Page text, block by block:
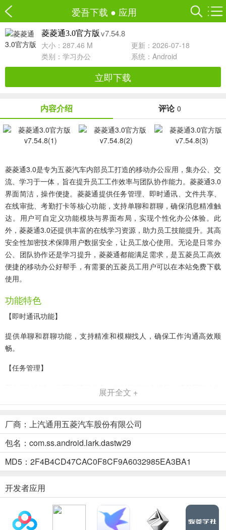
爱吾下载 ● 应用
菱菱通3.0官方版 v7.54.8
大小：287.46 M
更新：2026-07-18
类别： 学习办公 系统：Android
立即下载
内容介绍 评论 0
菱菱通3.0是专为五菱汽车内部员工打造的移动办公应用，集办公、交
流、学习于一体，旨在提升员工工作效率与团队协作能力。菱菱通3.0
界面简洁，操作便捷。菱菱通提供任务管理、即时通讯、文件共享、
在线审批、考勤打卡等核心功能，支持单聊和群聊，确保消息精准触
达。用户可自定义功能模块与界面布局，实现个性化办公体验。此
外，菱菱通3.0还提供丰富的在线学习资源，助力员工技能提升。其高
安全性加密技术保障用户数据安全，让员工放心使用。无论是日常办
公、团队协作还是学习提升，菱菱通都能满足需求，是五菱员工高效
便捷的移动办公好帮手，有需要的五菱员工用户可以在本站免费下载
使用。
功能特色
【即时通讯功能】
提供单聊和群聊功能，支持精准和模糊找人，确保工作沟通高效顺
畅。
【任务管理】
用户可以创建、分配和跟踪任务，实时了解任务进度，提升团队协作
【文件共享与管理】
支持文件上传、下载和共享，用户可以对共享文件进行分类管理，方
便查找和整理。
【移动审批】
提供线上审批功能，简化审批流程，用户可以随时随地处理审批事
项，提高工作效率。
【公司公告与通知】
展开全文 +
厂商：上汽通用五菱汽车股份有限公司
包名：com.ss.android.lark.dastw29
MD5：2F4B4CD47CAC0F8CF9A6032985EA3BA1
开发者应用